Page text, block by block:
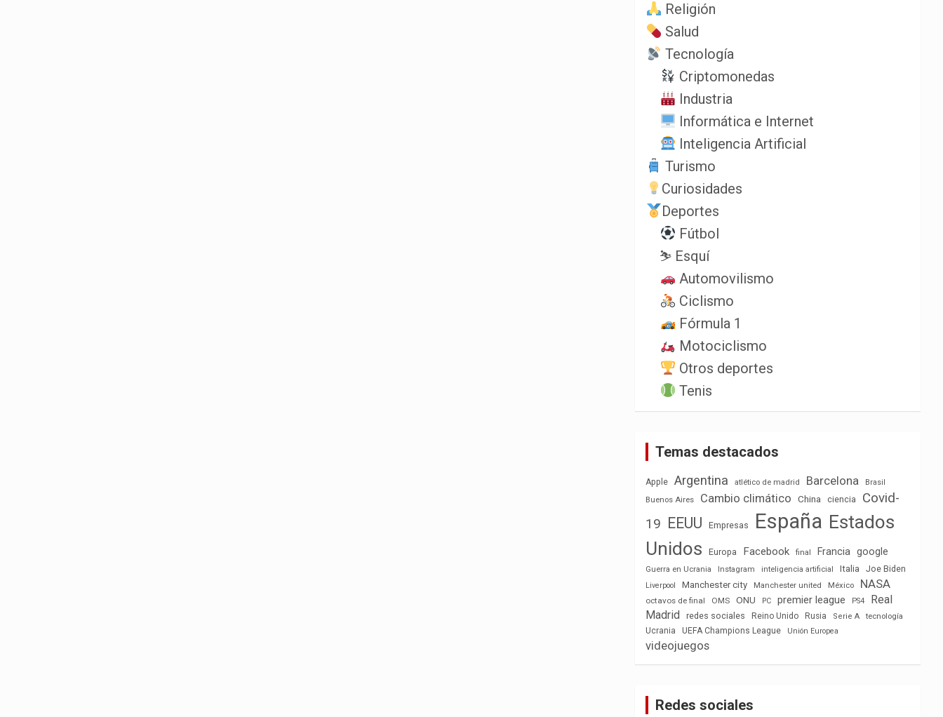
Religión
Salud
Tecnología
Criptomonedas
Industria
Informática e Internet
Inteligencia Artificial
Turismo
Curiosidades
Deportes
Fútbol
⛷️ Esquí
Automovilismo
Ciclismo
Fórmula 1
Motociclismo
Otros deportes
Tenis
Temas destacados
Apple Argentina atlético de madrid Barcelona
Brasil
Buenos Aires
Cambio climático China ciencia
Covid-
19
EEUU Empresas España Estados
Unidos
Europa Facebook final Francia google
Guerra en Ucrania Instagram inteligencia artificial Italia Joe Biden
Liverpool Manchester city Manchester united México NASA
octavos de final OMS ONU PC premier league PS4
Real
Madrid
redes sociales Reino Unido Rusia Serie A
tecnología
Ucrania
UEFA Champions League Unión Europea
videojuegos
Redes sociales